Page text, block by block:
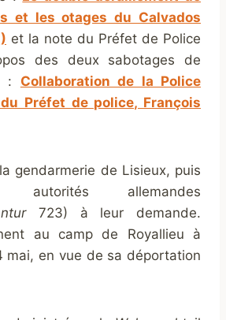
et les otages du Calvados
et la note du Préfet de Police
des deux sabotages de
: Collaboration de la Police
Préfet de police, François
gendarmerie de Lisieux, puis
allemandes
723) à leur demande.
au camp de Royallieu à
mai, en vue de sa déportation